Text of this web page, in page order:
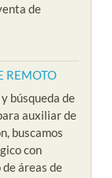
de
REMOTO
búsqueda de
auxiliar de
buscamos
con
áreas de